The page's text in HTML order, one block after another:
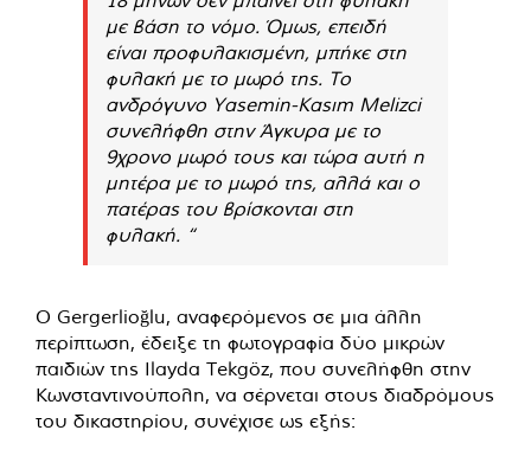
με βάση το νόμο. Όμως, επειδή
είναι προφυλακισμένη, μπήκε στη
φυλακή με το μωρό της. Το
ανδρόγυνο Yasemin-Kasım Melizci
συνελήφθη στην Άγκυρα με το
9χρονο μωρό τους και τώρα αυτή η
μητέρα με το μωρό της, αλλά και ο
πατέρας του βρίσκονται στη
φυλακή. “
Ο Gergerlioğlu, αναφερόμενος σε μια άλλη
περίπτωση, έδειξε τη φωτογραφία δύο μικρών
παιδιών της Ilayda Tekgöz, που συνελήφθη στην
Κωνσταντινούπολη, να σέρνεται στους διαδρόμους
του δικαστηρίου, συνέχισε ως εξής: